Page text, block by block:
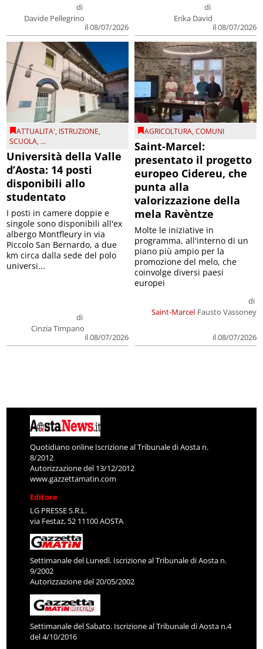
di
Davide Pellegrino
il 08/07/2026
di
Erika David
il 08/07/2026
ATTUALITA', ISTRUZIONE,
SCUOLA, ...
Università della Valle
d’Aosta: 14 posti
disponibili allo
studentato
di
Cinzia Timpano
il 08/07/2026
I posti in camere doppie e
singole sono disponibili all'ex
albergo Montfleury in via
Piccolo San Bernardo, a due
km circa dalla sede del polo
universi...
AGRICOLTURA,COMUNI
Saint-Marcel:
presentato il progetto
europeo Cidereu, che
punta alla
valorizzazione della
mela Ravèntze
Saint-Marcel
di
Fausto Vassoney
il 08/07/2026
Molte le iniziative in
programma, all'interno di un
piano più ampio per la
promozione del melo, che
coinvolge diversi paesi
europei
Quotidiano online Iscrizione al Tribunale di Aosta n.
8/2012
Autorizzazione del 13/12/2012
www.gazzettamatin.com
Editore
LG PRESSE S.R.L.
via Festaz, 52 11100 AOSTA
Settimanale del Lunedì. Iscrizione al Tribunale di Aosta n.
9/2002
Autorizzazione del 20/05/2002
Settimanale del Sabato. Iscrizione al Tribunale di Aosta n.4
del 4/10/2016